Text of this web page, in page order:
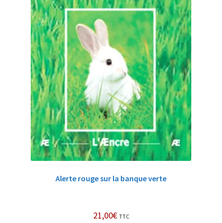
Alerte rouge sur la banque verte
21,00€ TTC